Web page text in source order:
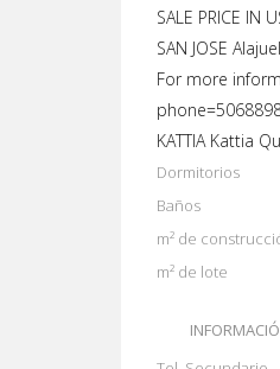
SALE PRICE IN
SAN JOSE
For more
KATTIA Kattia
Dormitorios
Baños
m² de
m² de lote